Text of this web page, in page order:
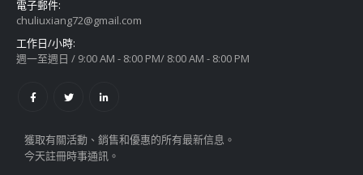
電子郵件:
chuliuxiang72@gmail.com
工作日/小時:
週一至週日 / 9:00 AM - 8:00 PM/ 8:00 AM - 8:00 PM
獲取有關活動、銷售和優惠的所有最新信息。
今天註冊時事通訊。